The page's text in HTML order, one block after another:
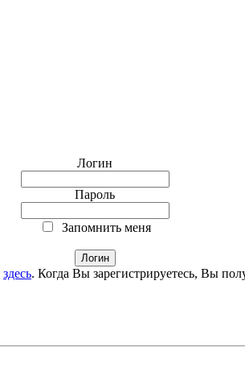
Логин
Пароль
Запомнить меня
здесь. Когда Вы зарегистрируетесь, Вы